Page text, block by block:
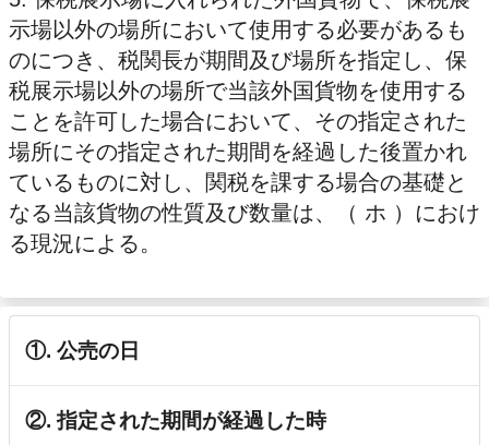
示場以外の場所において使用する必要があるも
のにつき、税関長が期間及び場所を指定し、保
税展示場以外の場所で当該外国貨物を使用する
ことを許可した場合において、その指定された
場所にその指定された期間を経過した後置かれ
ているものに対し、関税を課する場合の基礎と
なる当該貨物の性質及び数量は、（ ホ ）におけ
る現況による。
①. 公売の日
②. 指定された期間が経過した時